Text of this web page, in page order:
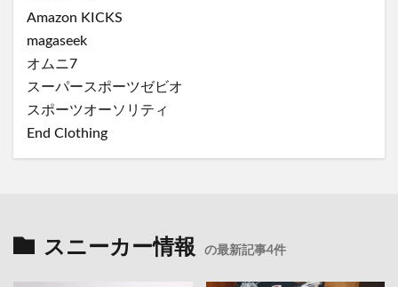
Amazon KICKS
magaseek
オムニ7
スーパースポーツゼビオ
スポーツオーソリティ
End Clothing
スニーカー情報 の最新記事4件